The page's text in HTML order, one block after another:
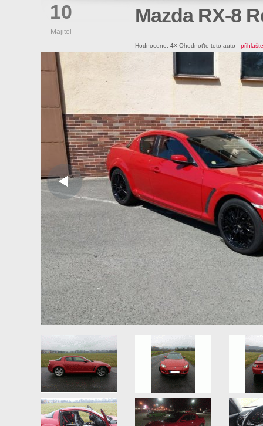
10
Majitel
Mazda RX-8
Hodnoceno: 4× Ohodnoťte toto auto -